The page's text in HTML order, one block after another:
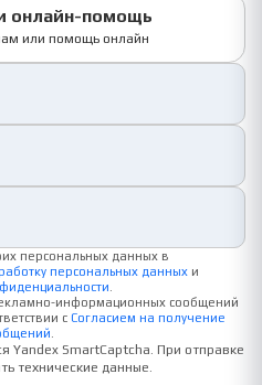
онлайн-помощь
или помощь онлайн
персональных данных в
персональных данных и
информационных сообщений
с Согласием на получение
Yandex SmartCaptcha. При отправке
технические данные.